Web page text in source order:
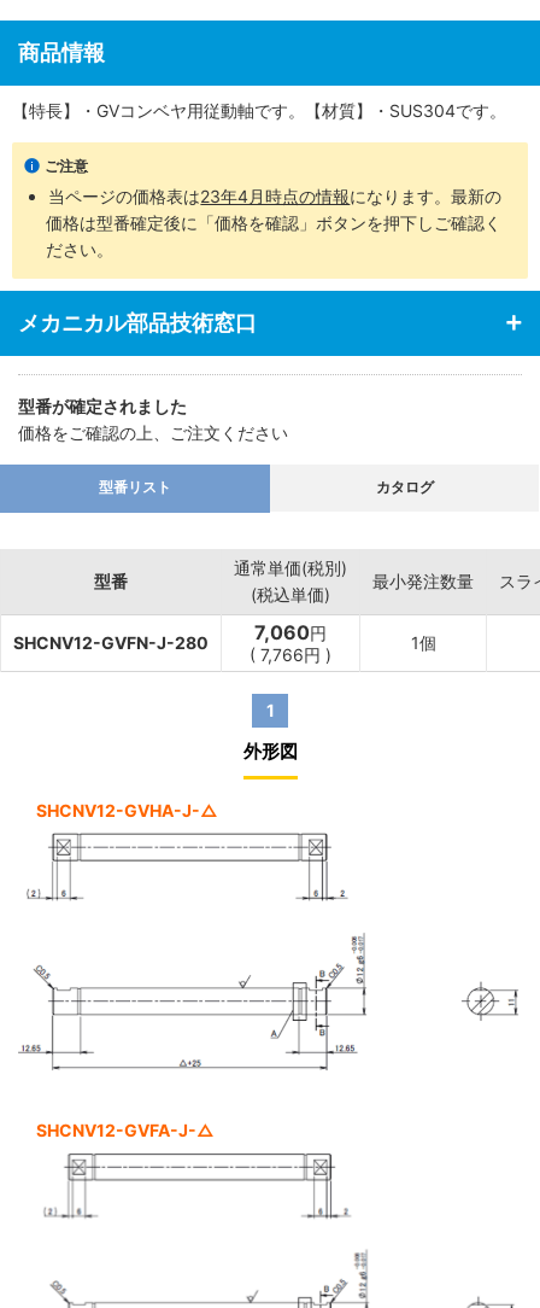
商品情報
【特長】・GVコンベヤ用従動軸です。【材質】・SUS304です。
ご注意
当ページの価格表は23年4月時点の情報になります。最新の
価格は型番確定後に「価格を確認」ボタンを押下しご確認く
ださい。
メカニカル部品技術窓口
型番が確定されました
価格をご確認の上、ご注文ください
型番リスト カタログ
型番
通常単価(税別)
(税込単価)
最小発注数量 スラ
SHCNV12-GVFN-J-280 7,060円
( 7,766円 )
1個
1
外形図
SHCNV12-GVHA-J-△
SHCNV12-GVFA-J-△